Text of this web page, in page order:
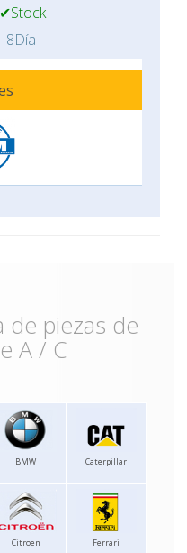
✔Stock
8Día
de piezas de
A / C
BMW Caterpillar
Citroen Ferrari